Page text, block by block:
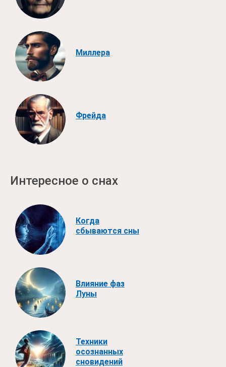
Миллера
Фрейда
Интересное о снах
Когда
сбываются сны
Влияние фаз
Луны
Техники
осознанных
сновидений